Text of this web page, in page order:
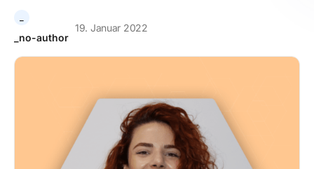
_no-author
19. Januar 2022